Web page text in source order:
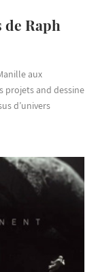
Raph
aux
projets and dessine
d’univers